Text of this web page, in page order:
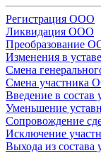
Регистрация ООО
Ликвидация ООО
Преобразование
Изменения в
Смена
Смена участника
Введение в
Уменьшение
Сопровождение
Исключение
Выхода из